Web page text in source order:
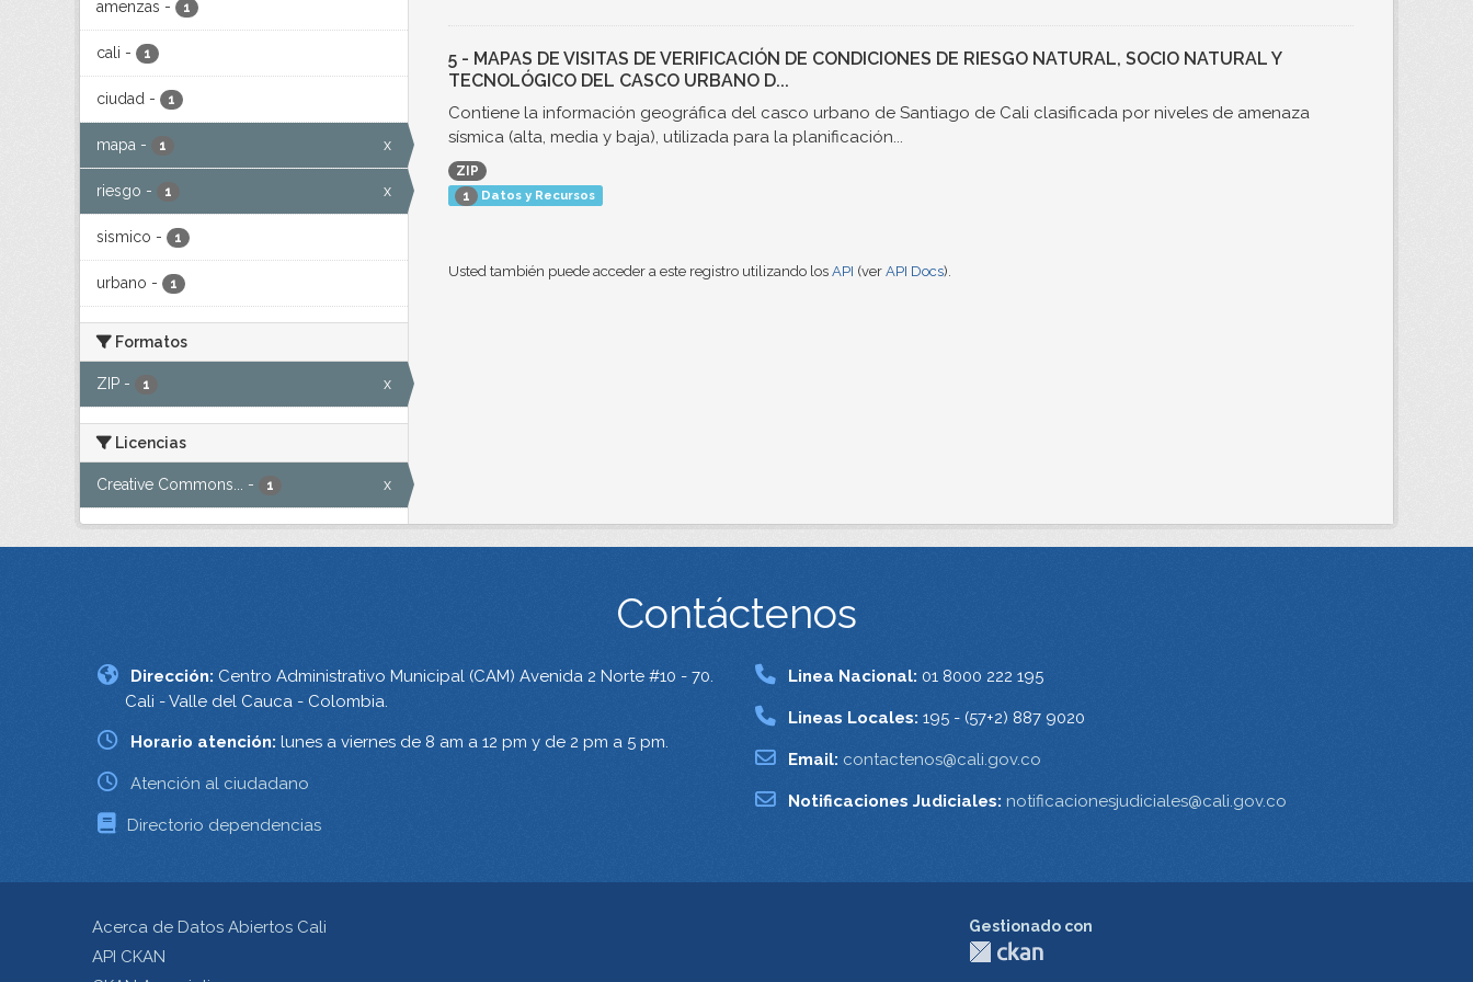
amenzas - 1
cali - 1
ciudad - 1
mapa - 1 x
riesgo - 1 x
sismico - 1
urbano - 1
Formatos
ZIP - 1 x
Licencias
Creative Commons... - 1 x
5 - MAPAS DE VISITAS DE VERIFICACIÓN DE CONDICIONES DE RIESGO NATURAL, SOCIO NATURAL Y
TECNOLÓGICO DEL CASCO URBANO D...
Contiene la información geográfica del casco urbano de Santiago de Cali clasificada por niveles de amenaza
sísmica (alta, media y baja), utilizada para la planificación...
ZIP
1
Datos y Recursos
Usted también puede acceder a este registro utilizando los API (ver API Docs).
Contáctenos
Dirección: Centro Administrativo Municipal (CAM) Avenida 2 Norte #10 - 70.
Cali - Valle del Cauca - Colombia.
Horario atención: lunes a viernes de 8 am a 12 pm y de 2 pm a 5 pm.
Atención al ciudadano
Directorio dependencias
Linea Nacional: 01 8000 222 195
Lineas Locales: 195 - (57+2) 887 9020
Email: contactenos@cali.gov.co
Notificaciones Judiciales: notificacionesjudiciales@cali.gov.co
Acerca de Datos Abiertos Cali
API CKAN
Gestionado con